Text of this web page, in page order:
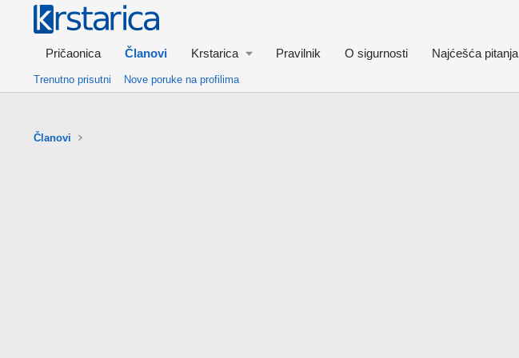
Pričaonica Članovi Krstarica Pravilnik O sigurnosti Najćešća pitanja
Trenutno prisutni Nove poruke na profilima
Članovi